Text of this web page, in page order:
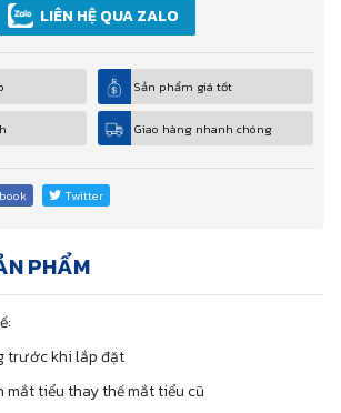
LIÊN HỆ QUA ZALO
Sản phẩm giá tốt
Giao hàng nhanh chóng
Twitter
PHẨM
trước khi lắp đặt
mắt tiểu thay thế mắt tiểu cũ